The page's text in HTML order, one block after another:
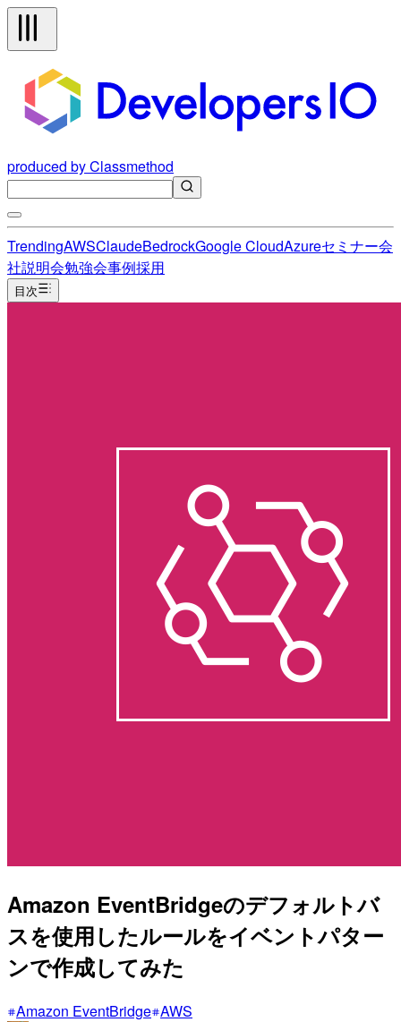
produced by Classmethod
TrendingAWSClaudeBedrockGoogle CloudAzureセミナー会
社説明会勉強会事例採用
目次
Amazon EventBridgeのデフォルトバ
スを使用したルールをイベントパター
ンで作成してみた
Amazon EventBridge AWS